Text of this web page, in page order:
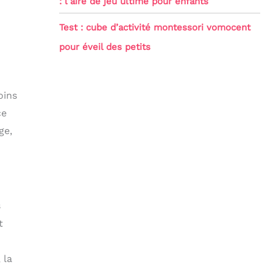
la
Test : cube d’activité montessori vomocent
pour éveil des petits